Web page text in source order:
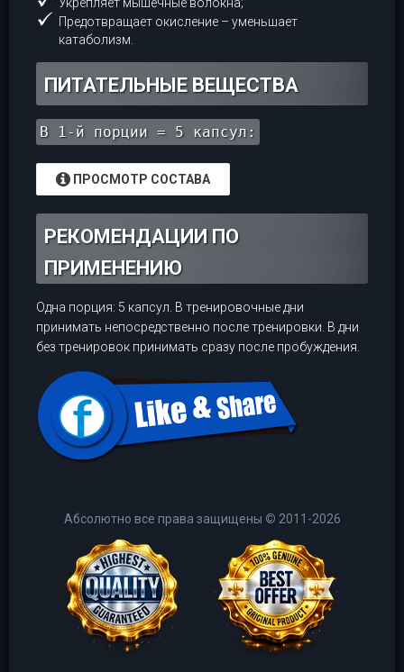
Предотвращает окисление – уменьшает
катаболизм.
ПИТАТЕЛЬНЫЕ ВЕЩЕСТВА
В 1-й порции = 5 капсул:
ПРОСМОТР СОСТАВА
РЕКОМЕНДАЦИИ ПО
ПРИМЕНЕНИЮ
Одна порция: 5 капсул. В тренировочные дни
принимать непосредственно после тренировки. В дни
без тренировок принимать сразу после пробуждения.
Абсолютно все права защищены © 2011-2026